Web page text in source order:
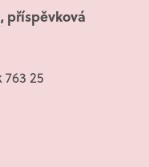
příspěvková
25